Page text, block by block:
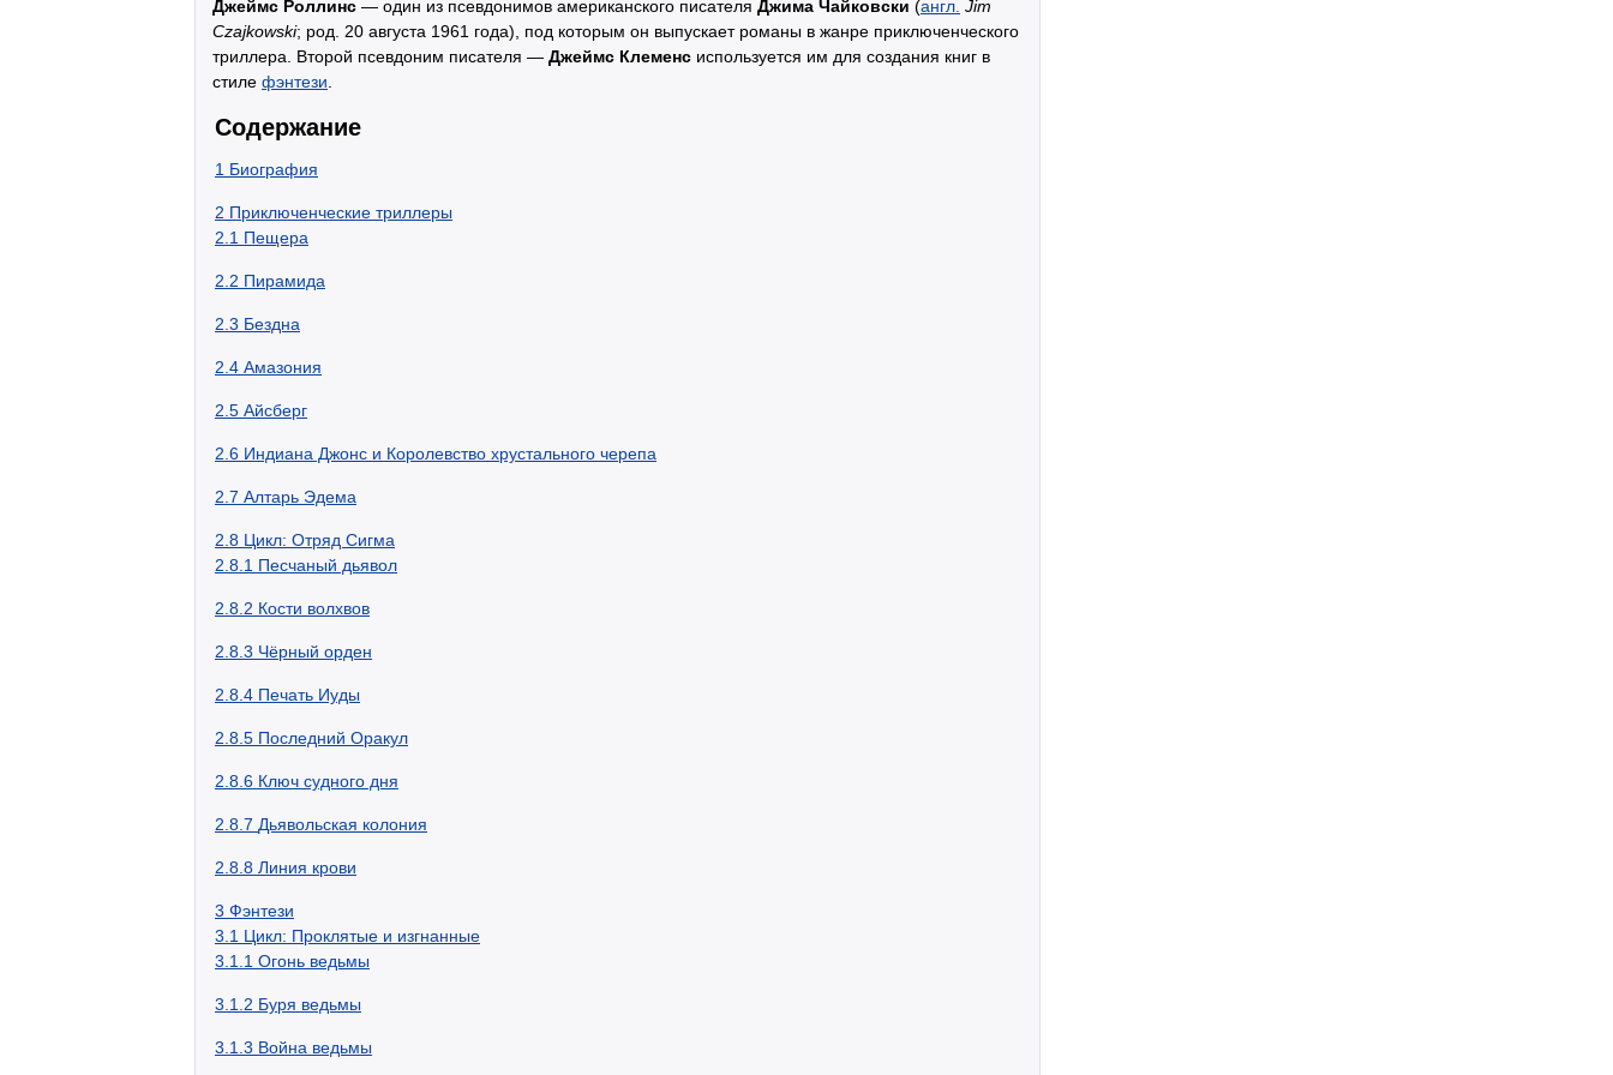
Джеймс Роллинс — один из псевдонимов американского писателя Джима Чайковски (англ. Jim
Czajkowski; род. 20 августа 1961 года), под которым он выпускает романы в жанре приключенческого
триллера. Второй псевдоним писателя — Джеймс Клеменс используется им для создания книг в
стиле фэнтези
Содержание
1 Биография
2 Приключенческие триллеры
2.1 Пещера
2.2 Пирамида
2.3 Бездна
2.4 Амазония
2.5 Айсберг
2.6 Индиана Джонс и Королевство хрустального черепа
2.7 Алтарь Эдема
2.8 Цикл: Отряд Сигма
2.8.1 Песчаный дьявол
2.8.2 Кости волхвов
2.8.3 Чёрный орден
2.8.4 Печать Иуды
2.8.5 Последний Оракул
2.8.6 Ключ судного дня
2.8.7 Дьявольская колония
2.8.8 Линия крови
3 Фэнтези
3.1 Цикл: Проклятые и изгнанные
3.1.1 Огонь ведьмы
3.1.2 Буря ведьмы
3.1.3 Война ведьмы